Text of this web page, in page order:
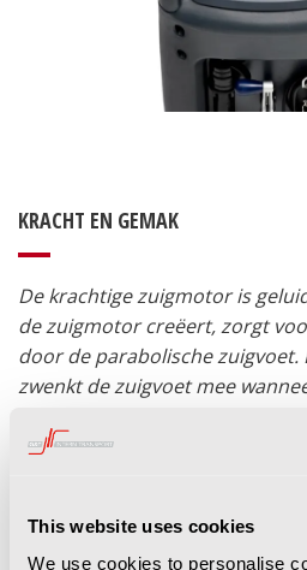
This website uses cookies
We use cookies to personalise
KRACHT EN GEMAK
De krachtige zuigmotor is
de zuigmotor creëert, zorgt
door de parabolische
zwenkt de zuigvoet mee